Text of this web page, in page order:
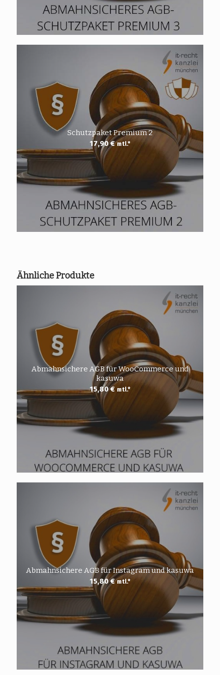
Schutzpaket Premium 2
17,90€ mtl.*
Ähnliche Produkte
Abmahnsichere AGB für WooCommerce und
kasuwa
15,80€ mtl.*
Abmahnsichere AGB für Instagram und kasuwa
15,80€ mtl.*